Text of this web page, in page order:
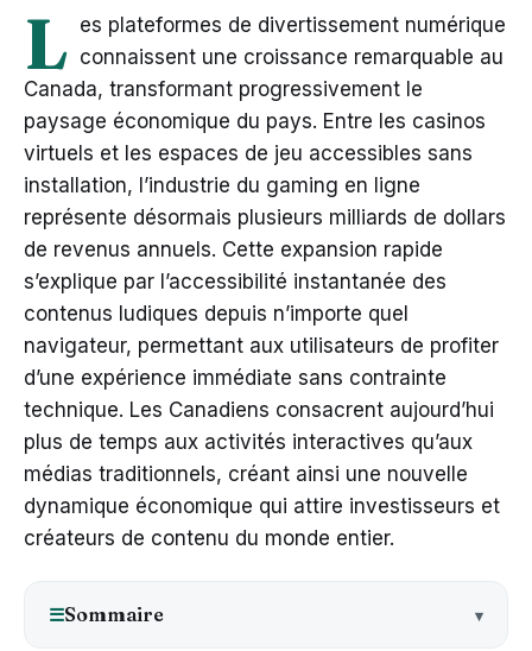
L es plateformes de divertissement numérique
connaissent une croissance remarquable au
Canada, transformant progressivement le
paysage économique du pays. Entre les casinos
virtuels et les espaces de jeu accessibles sans
installation, l’industrie du gaming en ligne
représente désormais plusieurs milliards de dollars
de revenus annuels. Cette expansion rapide
s’explique par l’accessibilité instantanée des
contenus ludiques depuis n’importe quel
navigateur, permettant aux utilisateurs de profiter
d’une expérience immédiate sans contrainte
technique. Les Canadiens consacrent aujourd’hui
plus de temps aux activités interactives qu’aux
médias traditionnels, créant ainsi une nouvelle
dynamique économique qui attire investisseurs et
créateurs de contenu du monde entier.
☰Sommaire